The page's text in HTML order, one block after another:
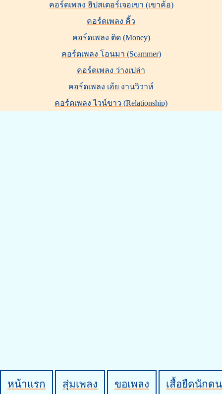
คอร์ดเพลง ฮิปสเตอร์เจอเขา (เขาค้อ)
คอร์ดเพลง คิ้ว
คอร์ดเพลง ติด (Money)
คอร์ดเพลง โอนมา (Scammer)
คอร์ดเพลง ว่างเปล่า
คอร์ดเพลง เฮ้ย งานวิวาห์
คอร์ดเพลง ไวน์ขาว (Relationship)
หน้าแรก สุ่มเพลง ขอเพลง เสื้อยืดนักด